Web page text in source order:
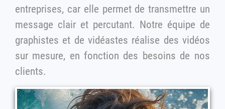
entreprises, car elle permet de transmettre un
message clair et percutant. Notre équipe de
graphistes et de vidéastes réalise des vidéos
sur mesure, en fonction des besoins de nos
clients.